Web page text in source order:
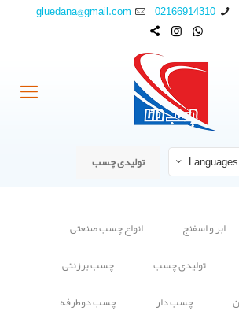
02166914310
gluedana@gmail.com
Languages تولیدی چسب
ابر و اسفنج
انواع چسب صنعتی
تولیدی چسب
چسب برزنتی
چسب دار
چسب دوطرفه